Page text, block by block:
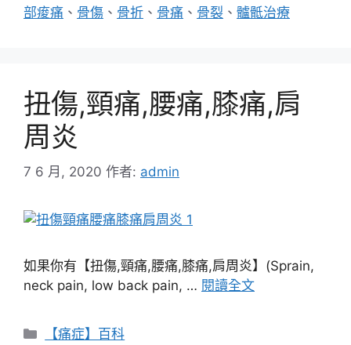
部痠痛 、 骨傷 、 骨折 、 骨痛 、 骨裂 、 髗骶治療
扭傷,頸痛,腰痛,膝痛,肩
周炎
7 6 月, 2020 作者: admin
如果你有【扭傷,頸痛,腰痛,膝痛,肩周炎】(Sprain,
neck pain, low back pain, … 閱讀全文
分
【痛症】百科